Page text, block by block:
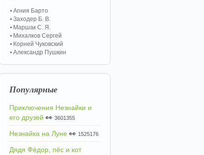
Агния Барто
Заходер Б. В.
Маршак С. Я.
Михалков Сергей
Корней Чуковский
Александр Пушкин
Популярные
Приключения Незнайки и
его друзей 👀 3601355
Незнайка на Луне 👀 1525176
Дядя Фёдор, пёс и кот